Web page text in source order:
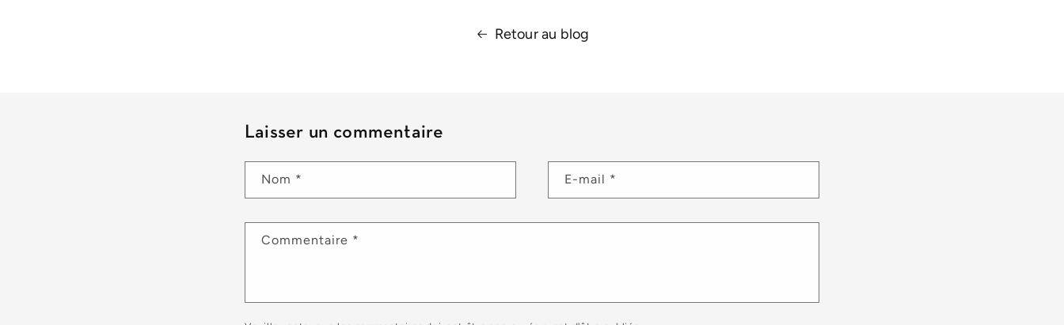
Retour au blog
Laisser un commentaire
Nom * E-mail *
Commentaire *